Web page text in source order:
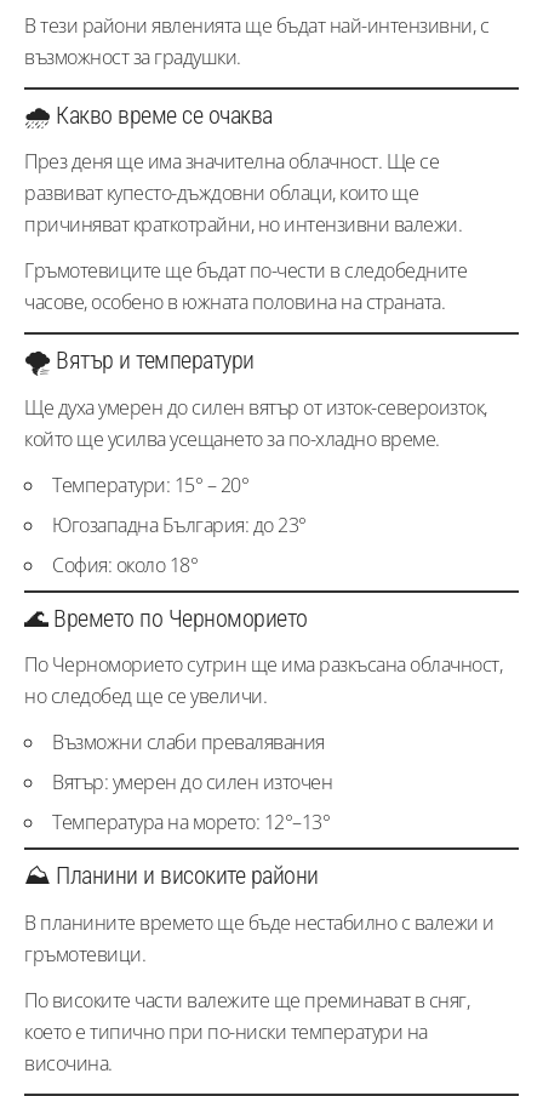
В тези райони явленията ще бъдат най-интензивни, с
възможност за градушки.
🌧️ Какво време се очаква
През деня ще има значителна облачност. Ще се
развиват купесто-дъждовни облаци, които ще
причиняват краткотрайни, но интензивни валежи.
Гръмотевиците ще бъдат по-чести в следобедните
часове, особено в южната половина на страната.
🌪️ Вятър и температури
Ще духа умерен до силен вятър от изток-североизток,
който ще усилва усещането за по-хладно време.
Температури: 15° – 20°
Югозападна България: до 23°
София: около 18°
🌊 Времето по Черноморието
По Черноморието сутрин ще има разкъсана облачност,
но следобед ще се увеличи.
Възможни слаби превалявания
Вятър: умерен до силен източен
Температура на морето: 12°–13°
⛰️ Планини и високите райони
В планините времето ще бъде нестабилно с валежи и
гръмотевици.
По високите части валежите ще преминават в сняг,
което е типично при по-ниски температури на
височина.